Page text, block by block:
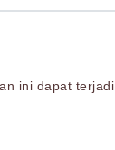
ini dapat terjadi